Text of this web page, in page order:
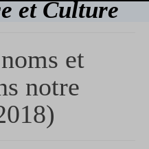
et Culture
et
notre